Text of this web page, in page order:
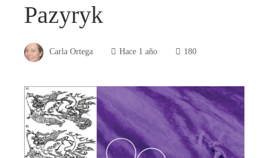
Pazyryk
Carla Ortega Hace 1 año 180